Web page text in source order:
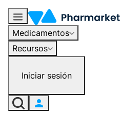
Medicamentos
Recursos
Iniciar sesión